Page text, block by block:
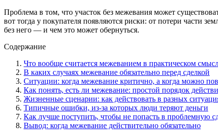
Проблема в том, что участок без межевания может
вот тогда у покупателя появляются риски: от потери части
без него — и чем это может обернуться.
Содержание
Что вообще считается межеванием в практическом
В каких случаях межевание обязательно перед сделкой
Ситуации: когда межевание критично, а когда можно
Как понять, есть ли межевание: простой порядок
Жизненные сценарии: как действовать в разных
Типичные ошибки, из-за которых люди теряют деньги
Как лучше поступить, чтобы не попасть в проблемную
Вывод: когда межевание действительно обязательно